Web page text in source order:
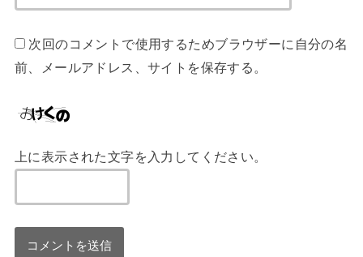
次回のコメントで使用するためブラウザーに自分の名
前、メールアドレス、サイトを保存する。
上に表示された文字を入力してください。